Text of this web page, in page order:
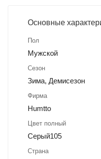
Основные
Пол
Мужской
Сезон
Зима, Демисезон
Фирма
Humtto
Цвет полный
Серый105
Страна